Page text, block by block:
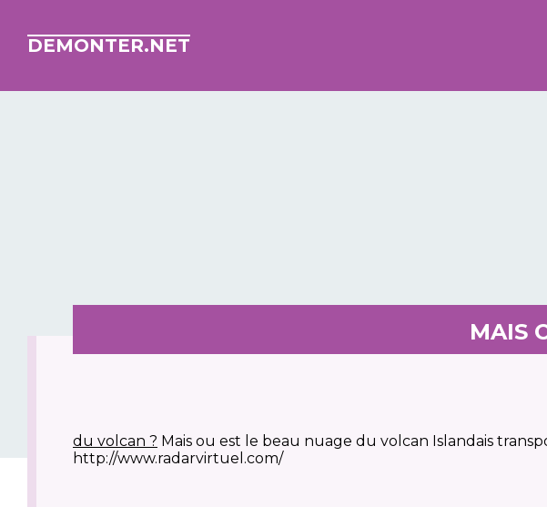
DEMONTER.NET
MAIS
du volcan ? Mais ou est le beau nuage du volcan Islandais
http://www.radarvirtuel.com/